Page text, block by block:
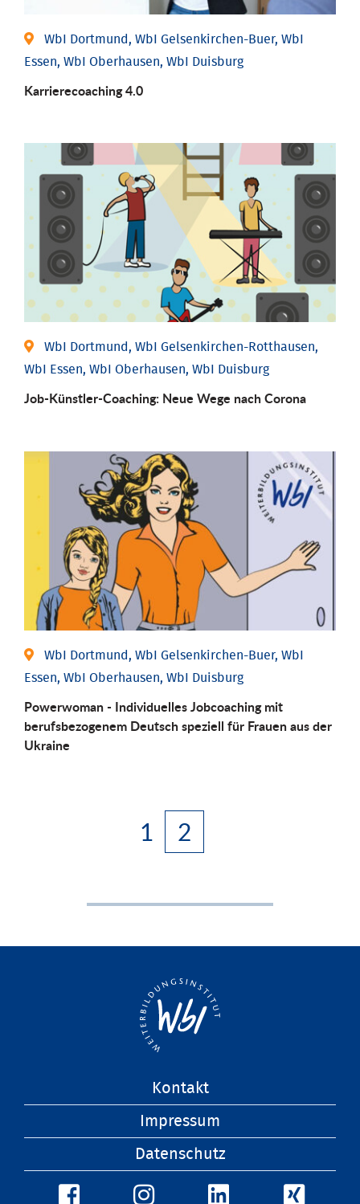
WbI Dortmund, WbI Gelsenkirchen-Buer, WbI
Essen, WbI Oberhausen, WbI Duisburg
Karriere­coaching 4.0
WbI Dortmund, WbI Gelsenkirchen-Rotthausen,
WbI Essen, WbI Oberhausen, WbI Duisburg
Job-Künstler-Coaching: Neue Wege nach Corona
WbI Dortmund, WbI Gelsenkirchen-Buer, WbI
Essen, WbI Oberhausen, WbI Duisburg
Powerwoman - Individuelles Jobcoaching mit
berufsbezogenem Deutsch speziell für Frauen aus der
Ukraine
1 2
Kontakt
Impressum
Datenschutz